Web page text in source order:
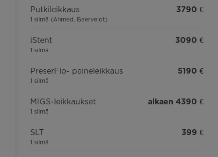
Putkileikkaus
1 silmä (Ahmed, Baerveldt)
3790 €
iStent
1 silmä
3090 €
PreserFlo- paineleikkaus
1 silmä
5190 €
MIGS-leikkaukset
1 silmä
alkaen 4390 €
SLT
1 silmä
399 €